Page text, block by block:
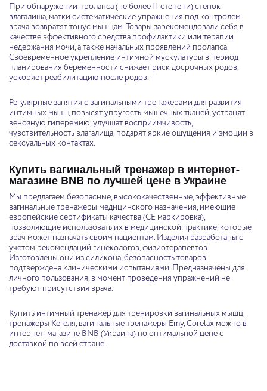
При обнаружении пролапса (не более II степени) стенок
влагалища, матки систематические упражнения под контролем
врача возвратят тонус мышцам. Товары зарекомендовали себя в
качестве эффективного средства профилактики или терапии
недержания мочи, а также начальных проявлений пролапса.
Своевременное укрепление интимной мускулатуры в период
планирования беременности снижает риск досрочных родов,
ускоряет реабилитацию после родов.
Регулярные занятия с вагинальными тренажерами для развития
интимных мышц повысят упругость мышечных тканей, устранят
венозную гиперемию, улучшат восприимчивость,
чувствительность влагалища, подарят яркие ощущения и эмоции в
сексуальных контактах.
Купить вагинальный тренажер в интернет-
магазине BNB по лучшей цене в Украине
Мы предлагаем безопасные, высококачественные, эффективные
вагинальные тренажеры медицинского назначения, имеющие
европейские сертификаты качества (СЕ маркировка),
позволяющие использовать их в медицинской практике, которые
врач может назначать своим пациентам. Изделия разработаны с
учетом рекомендаций гинекологов, физиотерапевтов.
Изготовлены они из силикона, безопасность товаров
подтверждена клиническими испытаниями. Предназначены для
личного пользования, в момент проведения упражнений не
требуют присутствия врача.
Купить интимный тренажер для тренировки вагинальных мышц,
тренажеры Кегеля, вагинальные тренажеры Emy, Corelax можно в
интернет-магазине BNB (Украина) по оптимальной цене с
доставкой по всей стране.